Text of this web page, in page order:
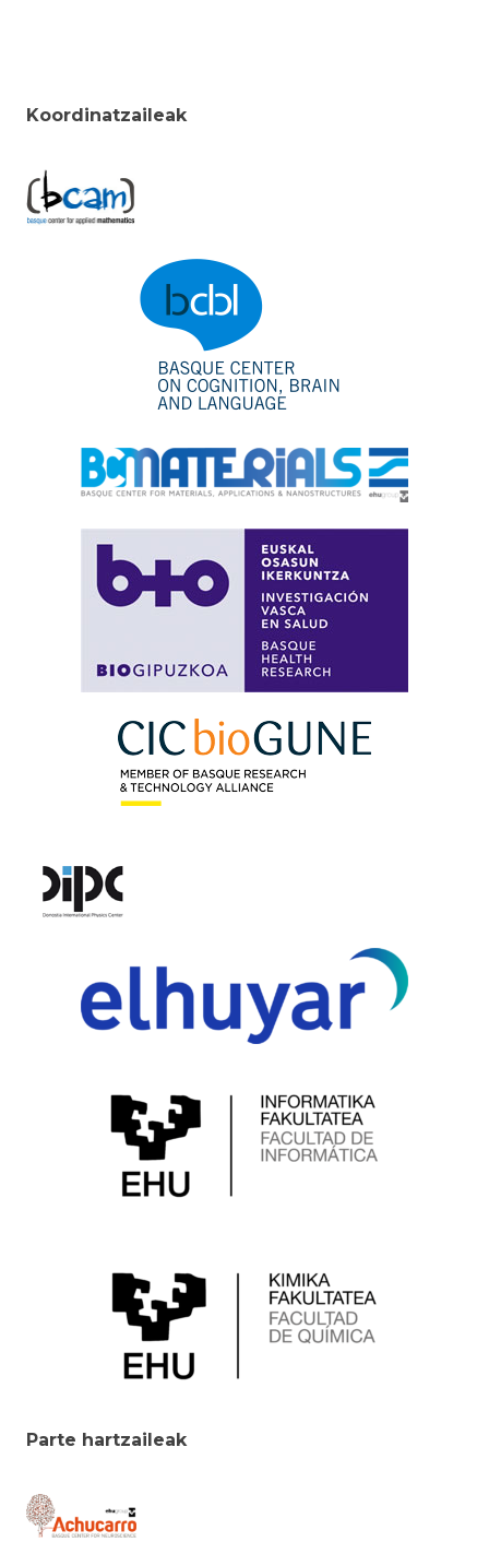
Koordinatzaileak
Parte hartzaileak